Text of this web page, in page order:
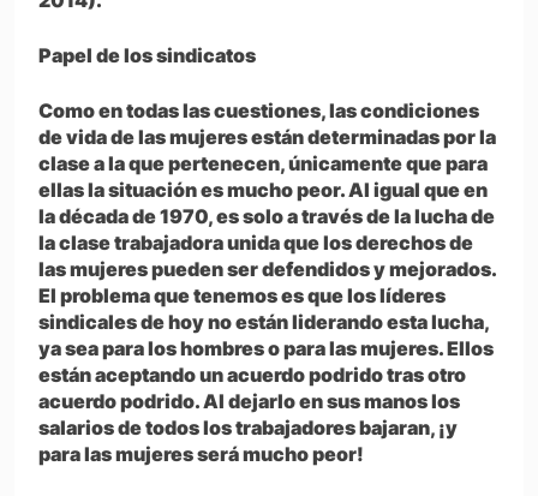
Papel de los sindicatos
Como en todas las cuestiones, las condiciones
de vida de las mujeres están determinadas por la
clase a la que pertenecen, únicamente que para
ellas la situación es mucho peor. Al igual que en
la década de 1970, es solo a través de la lucha de
la clase trabajadora unida que los derechos de
las mujeres pueden ser defendidos y mejorados.
El problema que tenemos es que los líderes
sindicales de hoy no están liderando esta lucha,
ya sea para los hombres o para las mujeres. Ellos
están aceptando un acuerdo podrido tras otro
acuerdo podrido. Al dejarlo en sus manos los
salarios de todos los trabajadores bajaran, ¡y
para las mujeres será mucho peor!